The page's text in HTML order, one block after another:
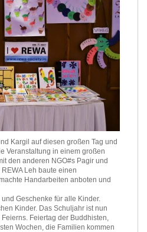
Kargil auf diesen großen Tag und
Veranstaltung in einem großen
den anderen NGO#s Pagir und
Leh baute einen
Handarbeiten anboten und
Geschenke für alle Kinder.
Kinder. Das Schuljahr ist nun
Feiertag der Buddhisten,
Wochen, die Familien kommen